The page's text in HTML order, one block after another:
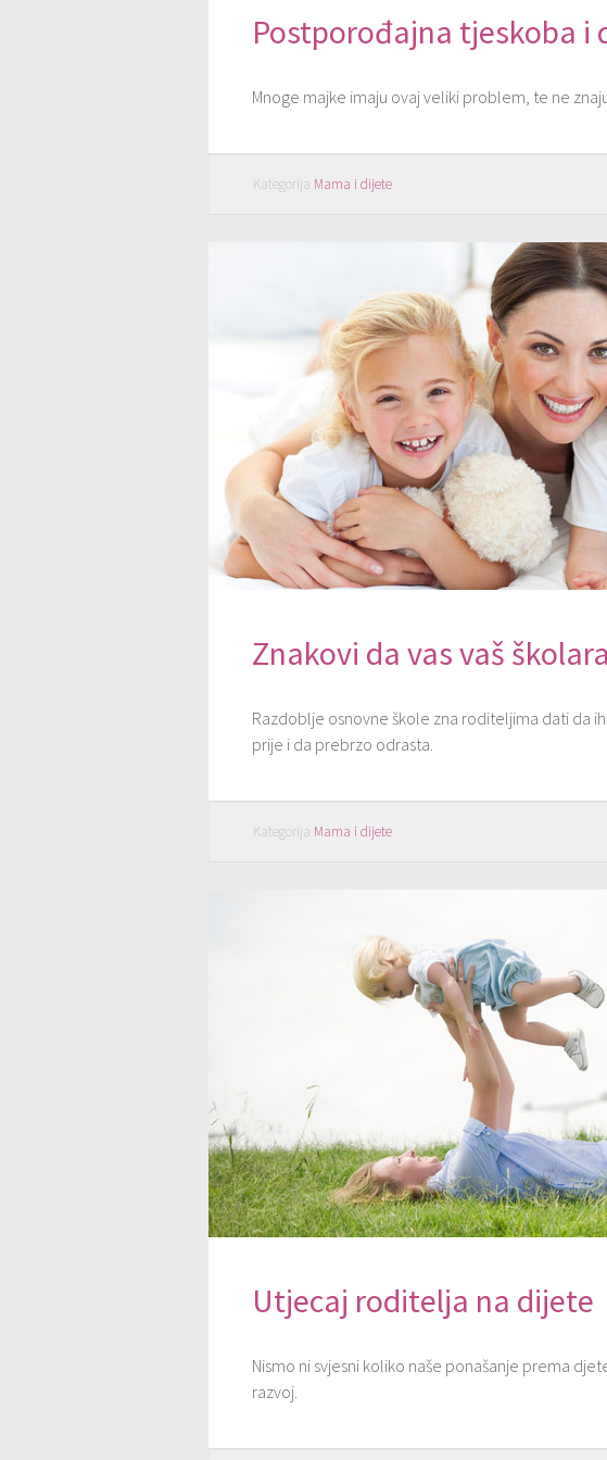
Postporođajna tjeskoba i
Mnoge majke imaju ovaj veliki problem, te ne
Kategorija Mama i dijete
Znakovi da vas vaš
Razdoblje osnovne škole zna roditeljima dati da
prije i da prebrzo odrasta.
Kategorija Mama i dijete
Utjecaj roditelja na dijete
Nismo ni svjesni koliko naše ponašanje prema
razvoj.